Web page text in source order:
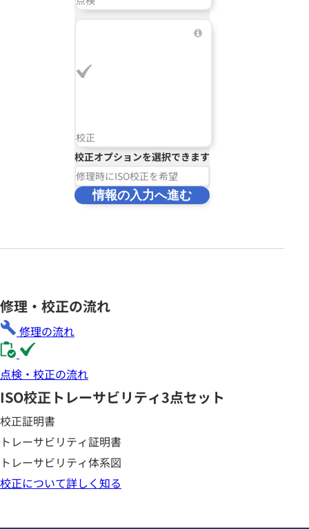
校正
校正オプションを選択できます
修理時にISO校正を希望
情報の入力へ進む
修理・校正の流れ
修理の流れ
点検・校正の流れ
ISO校正 トレーサビリティ3点セット
校正証明書
トレーサビリティ証明書
トレーサビリティ体系図
校正について詳しく知る